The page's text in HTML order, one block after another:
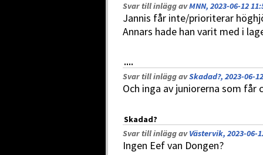
Svar till inlägg avMNN, 2023-06-12
Jannis får inte/prioriterar
Annars hade han varit med i
....
Svar till inlägg avSkadad?, 2023-06-
Och inga av juniorerna som får
Skadad?
Svar till inlägg avVästervik, 2023-06-
Ingen Eef van Dongen?